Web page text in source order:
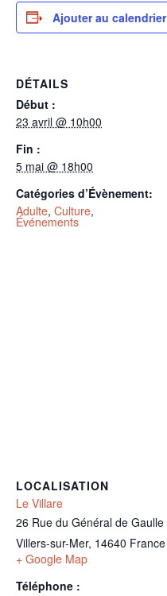
Ajouter au calendrier
DÉTAILS
Début :
23 avril @ 10h00
Fin :
5 mai @ 18h00
Catégories d’Évènement:
Adulte, Culture,
Événements
LOCALISATION
Le Villare
26 Rue du Général de Gaulle
Villers-sur-Mer, 14640 France
+ Google Map
Téléphone :